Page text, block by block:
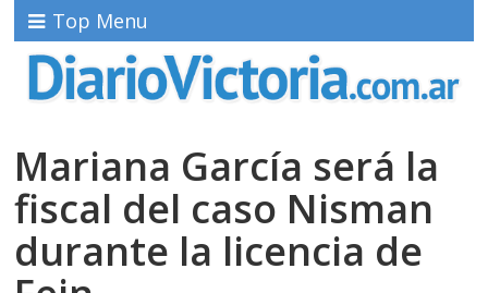
Top Menu
Mariana García será la
fiscal del caso Nisman
durante la licencia de